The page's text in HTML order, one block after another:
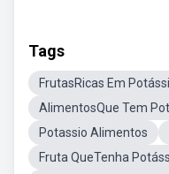
Tags
FrutasRicas Em
AlimentosQue Tem
Potassio Alimentos
Fruta QueTenha